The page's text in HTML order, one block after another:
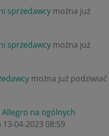
sprzedawcy można już
sprzedawcy można już
można już podziwiać
Allegro na ogólnych
‎13-04-2023 08:59